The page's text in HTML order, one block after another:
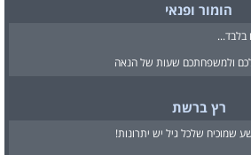
הומור ופנאי
בלבד...
ולמשפחתכם שעות של הנאה
רץ ברשת